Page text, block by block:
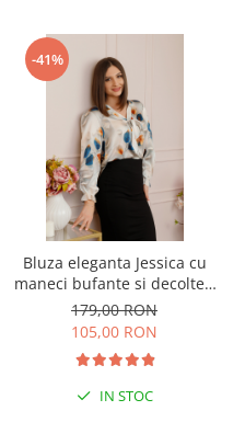
-41%
Bluza eleganta Jessica cu
maneci bufante si decolteu
cu funda - Albastru regal
179,00 RON
105,00 RON
IN STOC